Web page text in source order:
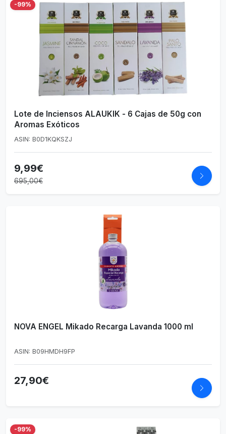
-99%
Lote de Inciensos ALAUKIK - 6 Cajas de 50g con
Aromas Exóticos
ASIN: B0D1KQKSZJ
9,99€
695,00€
NOVA ENGEL Mikado Recarga Lavanda 1000 ml
ASIN: B09HMDH9FP
27,90€
-99%